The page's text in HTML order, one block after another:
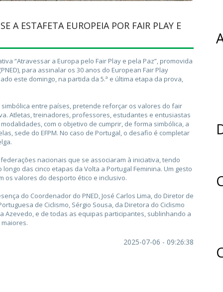
A ESTAFETA EUROPEIA POR FAIR PLAY E
“Atravessar a Europa pelo Fair Play e pela Paz”, promovida
para assinalar os 30 anos do European Fair Play
este domingo, na partida da 5.ª e última etapa da prova,
entre países, pretende reforçar os valores do fair
Atletas, treinadores, professores, estudantes e entusiastas
com o objetivo de cumprir, de forma simbólica, a
sede do EFPM. No caso de Portugal, o desafio é completar
nacionais que se associaram à iniciativa, tendo
das cinco etapas da Volta a Portugal Feminina. Um gesto
os valores do desporto ético e inclusivo.
do Coordenador do PNED, José Carlos Lima, do Diretor de
de Ciclismo, Sérgio Sousa, da Diretora do Ciclismo
Azevedo, e de todas as equipas participantes, sublinhando a
2025-07-06 - 09:26:38